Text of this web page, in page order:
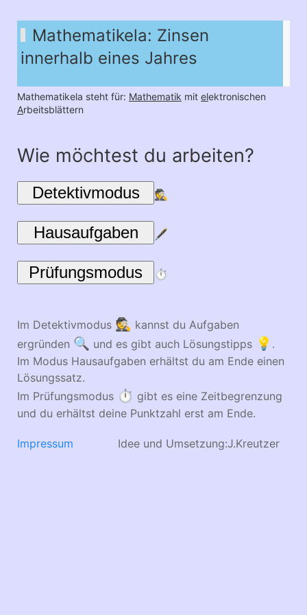
Mathematikela: Zinsen
innerhalb eines Jahres
Mathematikela steht für: Mathematik mit elektronischen
Arbeitsblättern
Wie möchtest du arbeiten?
Detektivmodus 🕵
Hausaufgaben 🖋
Prüfungsmodus ⏱
Im Detektivmodus 🕵 kannst du Aufgaben
ergründen 🔍 und es gibt auch Lösungstipps 💡 .
Im Modus Hausaufgaben erhältst du am Ende einen
Lösungssatz.
Im Prüfungsmodus ⏱ gibt es eine Zeitbegrenzung
und du erhältst deine Punktzahl erst am Ende.
Impressum Idee und Umsetzung:J.Kreutzer